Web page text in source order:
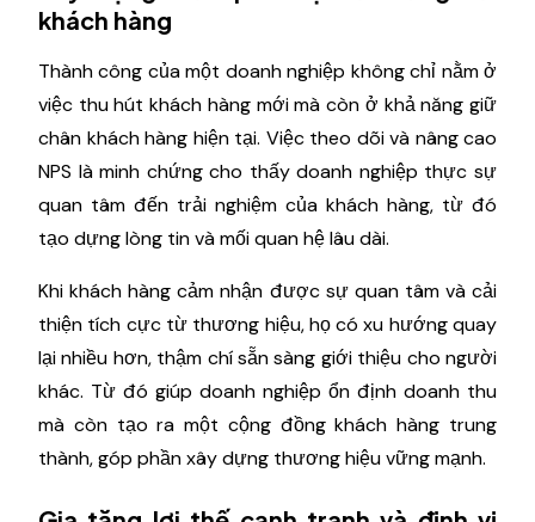
khách hàng
Thành công của một doanh nghiệp không chỉ nằm ở
việc thu hút khách hàng mới mà còn ở khả năng giữ
chân khách hàng hiện tại. Việc theo dõi và nâng cao
NPS là minh chứng cho thấy doanh nghiệp thực sự
quan tâm đến trải nghiệm của khách hàng, từ đó
tạo dựng lòng tin và mối quan hệ lâu dài.
Khi khách hàng cảm nhận được sự quan tâm và cải
thiện tích cực từ thương hiệu, họ có xu hướng quay
lại nhiều hơn, thậm chí sẵn sàng giới thiệu cho người
khác. Từ đó giúp doanh nghiệp ổn định doanh thu
mà còn tạo ra một cộng đồng khách hàng trung
thành, góp phần xây dựng thương hiệu vững mạnh.